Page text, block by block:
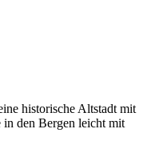
historische Altstadt mit
in den Bergen leicht mit